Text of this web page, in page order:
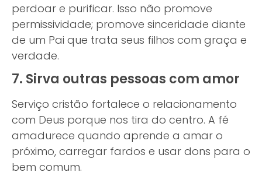
perdoar e purificar. Isso não promove
permissividade; promove sinceridade diante
de um Pai que trata seus filhos com graça e
verdade.
7. Sirva outras pessoas com amor
Serviço cristão fortalece o relacionamento
com Deus porque nos tira do centro. A fé
amadurece quando aprende a amar o
próximo, carregar fardos e usar dons para o
bem comum.